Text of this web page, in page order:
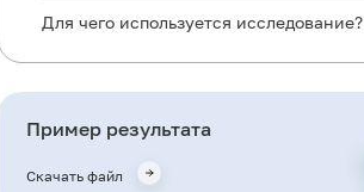
Для чего используется исследование?
Также рекомендуется
Пример результата
Скачать файл